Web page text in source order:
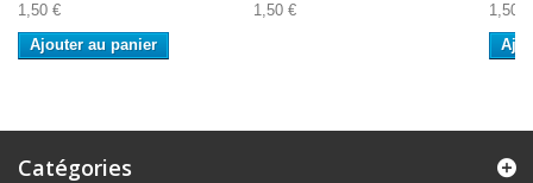
1,50 €
Ajouter au panier
1,50 €
1,50 €
Catégories